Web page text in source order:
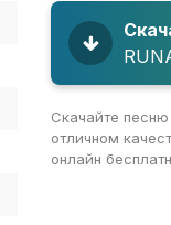
Скачайте песню
отличном
онлайн